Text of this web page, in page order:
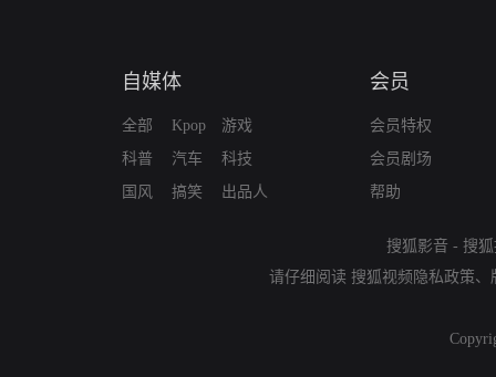
自媒体
全部
科普
国风
Kpop
汽车
搞笑
游戏
科技
出品人
会员
会员特权
会员剧场
帮助
搜狐影音 - 搜
请仔细阅读 搜狐视频隐私政策、